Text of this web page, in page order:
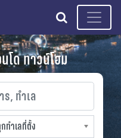
search
โด ทาวน์โฮม
ำเล
ทำเลที่ตั้ง